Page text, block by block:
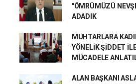
"ÖMRÜMÜZÜ
ADADIK
MUHTARLARA
YÖNELİK ŞİDDET
MÜCADELE
ALAN BAŞKANI